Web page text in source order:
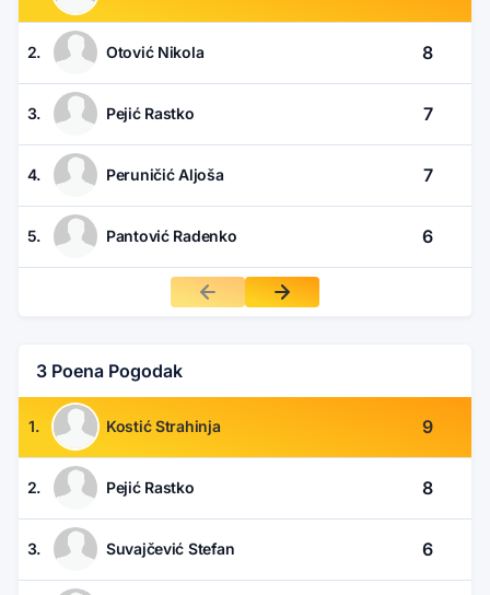
2. Otović Nikola 8
3. Pejić Rastko 7
4. Peruničić Aljoša 7
5. Pantović Radenko 6
3 Poena Pogodak
1. Kostić Strahinja 9
2. Pejić Rastko 8
3. Suvajčević Stefan 6